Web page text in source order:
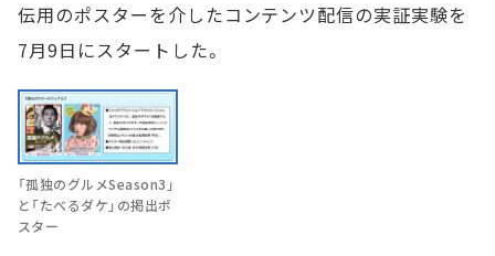
伝用のポスターを介したコンテンツ配信の実証実験を
7月9日にスタートした。
「孤独のグルメSeason3」
と「たべるダケ」の掲出ポ
スター